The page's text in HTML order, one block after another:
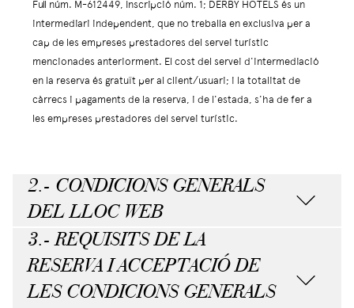
Full núm. M-612449, Inscripció núm. 1; DERBY HOTELS és un
intermediari independent, que no treballa en exclusiva per a
cap de les empreses prestadores del servei turístic
mencionades anteriorment. El cost del servei d'intermediació
en la reserva és gratuït per al client/usuari; i la totalitat de
càrrecs i pagaments de la reserva, i de l'estada, s'ha de fer a
les empreses prestadores del servei turístic.
2.- CONDICIONS GENERALS
DEL LLOC WEB
3.- REQUISITS DE LA
RESERVA I ACCEPTACIÓ DE
LES CONDICIONS GENERALS